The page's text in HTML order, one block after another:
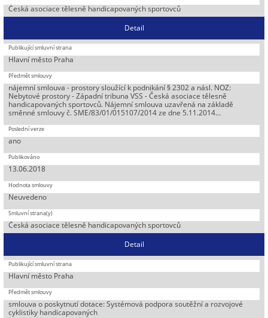
Česká asociace tělesně handicapovaných sportovců
Detail
Hlavní město Praha
nájemní smlouva - prostory sloužící k podnikání § 2302 a násl. NOZ:
Nebytové prostory - Západní tribuna VSS - Česká asociace tělesně
handicapovaných sportovců. Nájemní smlouva uzavřená na základě
směnné smlouvy č. SME/83/01/015107/2014 ze dne 5.11.2014...
ano
13.06.2018
Neuvedeno
Česká asociace tělesně handicapovaných sportovců
Detail
Hlavní město Praha
smlouva o poskytnutí dotace: Systémová podpora soutěžní a rozvojové
cyklistiky handicapovaných